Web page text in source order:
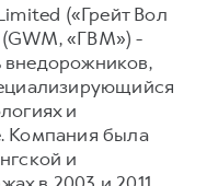
(«Грейт Вол
«ГВМ») -
внедорожников,
и
Компания была
и